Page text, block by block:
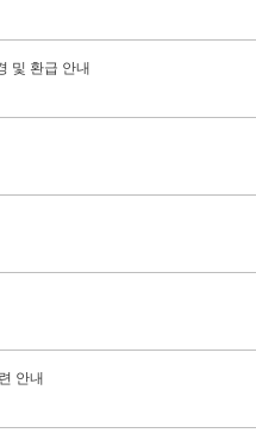
및 환급 안내
안내